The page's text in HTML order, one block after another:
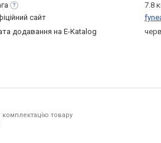
7.8
сайт
додавання на E-Katalog
товару